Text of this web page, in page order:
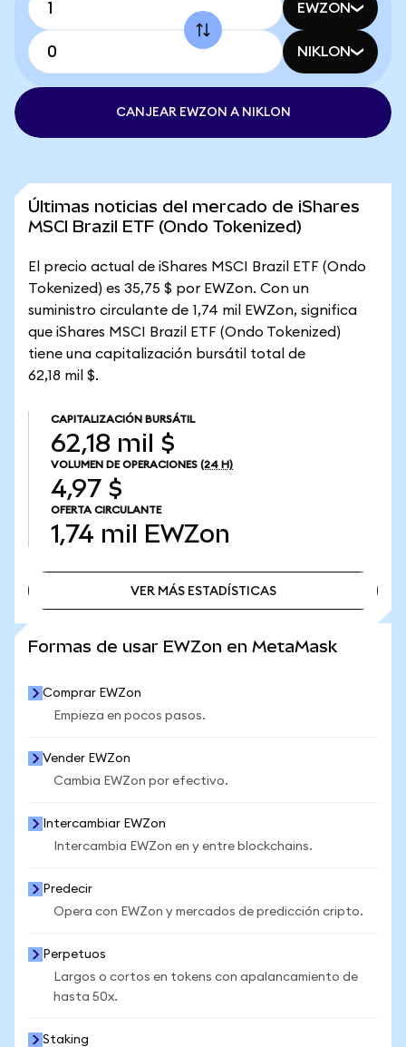
EWZON
NIKLON
CANJEAR EWZON A NIKLON
Últimas noticias del mercado de iShares
MSCI Brazil ETF (Ondo Tokenized)
El precio actual de iShares MSCI Brazil ETF (Ondo
Tokenized) es 35,75 $ por EWZon. Con un
suministro circulante de 1,74 mil EWZon, significa
que iShares MSCI Brazil ETF (Ondo Tokenized)
tiene una capitalización bursátil total de
62,18 mil $.
CAPITALIZACIÓN BURSÁTIL
62,18 mil $
VOLUMEN DE OPERACIONES (24 H)
4,97 $
OFERTA CIRCULANTE
1,74 mil EWZon
VER MÁS ESTADÍSTICAS
Formas de usar EWZon en MetaMask
Comprar EWZon
Empieza en pocos pasos.
Vender EWZon
Cambia EWZon por efectivo.
Intercambiar EWZon
Intercambia EWZon en y entre blockchains.
Predecir
Opera con EWZon y mercados de predicción cripto.
Perpetuos
Largos o cortos en tokens con apalancamiento de
hasta 50x.
Staking